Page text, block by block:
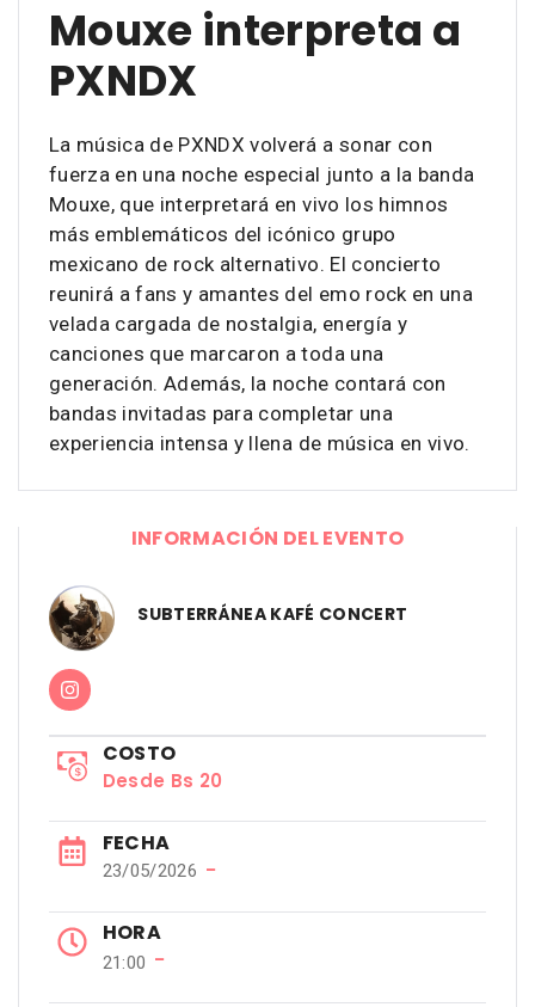
Mouxe interpreta a
PXNDX
La música de PXNDX volverá a sonar con
fuerza en una noche especial junto a la banda
Mouxe, que interpretará en vivo los himnos
más emblemáticos del icónico grupo
mexicano de rock alternativo. El concierto
reunirá a fans y amantes del emo rock en una
velada cargada de nostalgia, energía y
canciones que marcaron a toda una
generación. Además, la noche contará con
bandas invitadas para completar una
experiencia intensa y llena de música en vivo.
INFORMACIÓN DEL EVENTO
SUBTERRÁNEA KAFÉ CONCERT
COSTO
Desde Bs 20
FECHA
23/05/2026 −
HORA
21:00 −